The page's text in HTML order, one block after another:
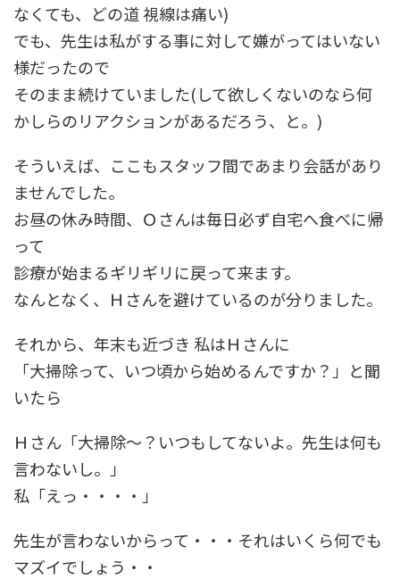
なくても、どの道 視線は痛い)
でも、先生は私がする事に対して嫌がってはいない
様だったので
そのまま続けていました(して欲しくないのなら何
かしらのリアクションがあるだろう、と。)
そういえば、ここもスタッフ間であまり会話があり
ませんでした。
お昼の休み時間、Ｏさんは毎日必ず自宅へ食べに帰
って
診療が始まるギリギリに戻って来ます。
なんとなく、Ｈさんを避けているのが分りました。
それから、年末も近づき 私はＨさんに
「大掃除って、いつ頃から始めるんですか？」と聞
いたら
Ｈさん「大掃除～？いつもしてないよ。先生は何も
言わないし。」
私「えっ・・・・」
先生が言わないからって・・・それはいくら何でも
マズイでしょう・・